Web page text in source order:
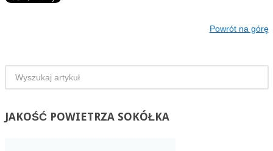
Powrót na górę
JAKOŚĆPOWIETRZA SOKÓŁKA